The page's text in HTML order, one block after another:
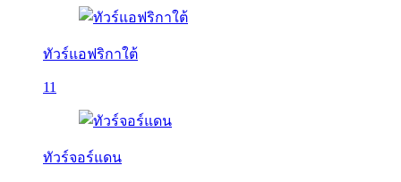
ทัวร์แอฟริกาใต้
11
ทัวร์จอร์แดน